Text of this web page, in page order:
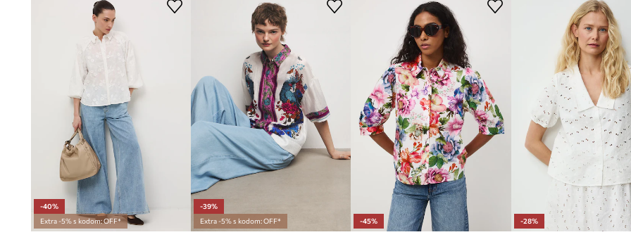
-40%
Extra -5% s kodom: OFF*
-39%
Extra -5% s kodom: OFF*
-45% -28%